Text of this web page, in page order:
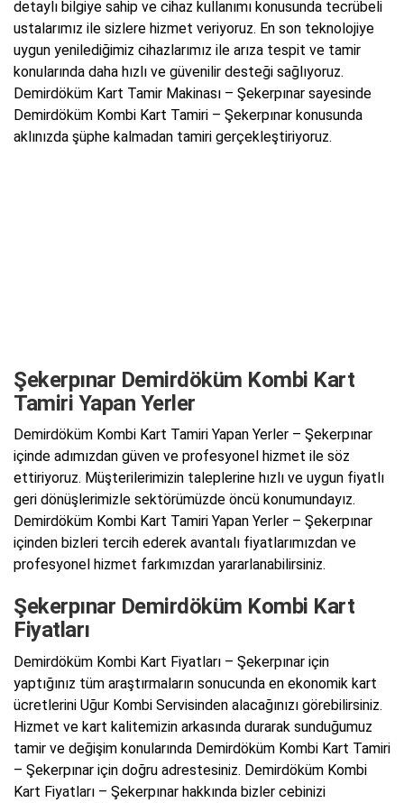
detaylı bilgiye sahip ve cihaz kullanımı konusunda tecrübeli
ustalarımız ile sizlere hizmet veriyoruz. En son teknolojiye
uygun yenilediğimiz cihazlarımız ile arıza tespit ve tamir
konularında daha hızlı ve güvenilir desteği sağlıyoruz.
Demirdöküm Kart Tamir Makinası – Şekerpınar sayesinde
Demirdöküm Kombi Kart Tamiri – Şekerpınar konusunda
aklınızda şüphe kalmadan tamiri gerçekleştiriyoruz.
Şekerpınar Demirdöküm Kombi Kart
Tamiri Yapan Yerler
Demirdöküm Kombi Kart Tamiri Yapan Yerler – Şekerpınar
içinde adımızdan güven ve profesyonel hizmet ile söz
ettiriyoruz. Müşterilerimizin taleplerine hızlı ve uygun fiyatlı
geri dönüşlerimizle sektörümüzde öncü konumundayız.
Demirdöküm Kombi Kart Tamiri Yapan Yerler – Şekerpınar
içinden bizleri tercih ederek avantalı fiyatlarımızdan ve
profesyonel hizmet farkımızdan yararlanabilirsiniz.
Şekerpınar Demirdöküm Kombi Kart
Fiyatları
Demirdöküm Kombi Kart Fiyatları – Şekerpınar için
yaptığınız tüm araştırmaların sonucunda en ekonomik kart
ücretlerini Uğur Kombi Servisinden alacağınızı görebilirsiniz.
Hizmet ve kart kalitemizin arkasında durarak sunduğumuz
tamir ve değişim konularında Demirdöküm Kombi Kart Tamiri
– Şekerpınar için doğru adrestesiniz. Demirdöküm Kombi
Kart Fiyatları – Şekerpınar hakkında bizler cebinizi